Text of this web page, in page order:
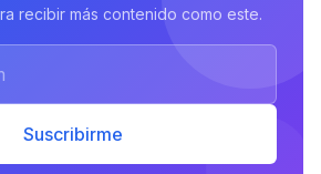
recibir más contenido como este.
Suscribirme